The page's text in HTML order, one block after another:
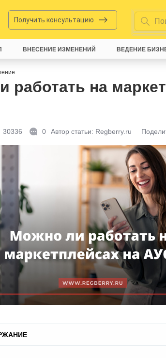
Получить консультацию
работать на
30336 0 Автор статьи: Regberry.ru
ВНЕСЕНИЕ ИЗМЕНЕНИЙ ВЕДЕНИЕ